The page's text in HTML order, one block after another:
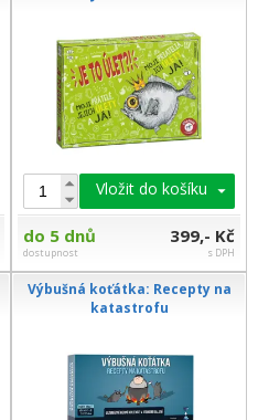
Vložit do košíku
do 5 dnů
dostupnost
399,- Kč
s DPH
Výbušná koťátka: Recepty na
katastrofu